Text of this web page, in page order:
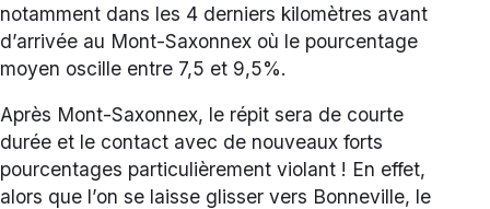
notamment dans les 4 derniers kilomètres avant
d’arrivée au Mont-Saxonnex où le pourcentage
moyen oscille entre 7,5 et 9,5%.
Après Mont-Saxonnex, le répit sera de courte
durée et le contact avec de nouveaux forts
pourcentages particulièrement violant ! En effet,
alors que l’on se laisse glisser vers Bonneville, le